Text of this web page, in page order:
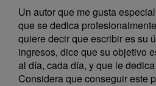
Un autor que me gusta
que se dedica
quiere decir que escribir es su
ingresos, dice que su objetivo
al día, cada día, y que le
Considera que conseguir este